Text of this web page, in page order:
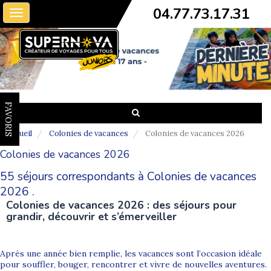
Toggle
navigation
04.77.73.17.31
FAVORIS
Accueil Colonies de vacances Colonies de vacances 2026
Colonies de vacances 2026
55 séjours correspondants à Colonies de vacances
2026 .
Colonies de vacances 2026 : des séjours pour
grandir, découvrir et s’émerveiller
Après une année bien remplie, les vacances sont l’occasion idéale
pour souffler, bouger, rencontrer et vivre de nouvelles aventures.